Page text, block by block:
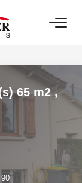
65 m2,